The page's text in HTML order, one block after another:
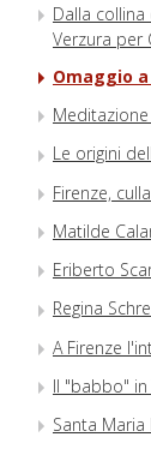
Dalla
Verzura per
Omaggio
Le origini
Firenze,
Matilde
Eriberto
Regina
A Firenze
Il "babbo" in
Santa Maria